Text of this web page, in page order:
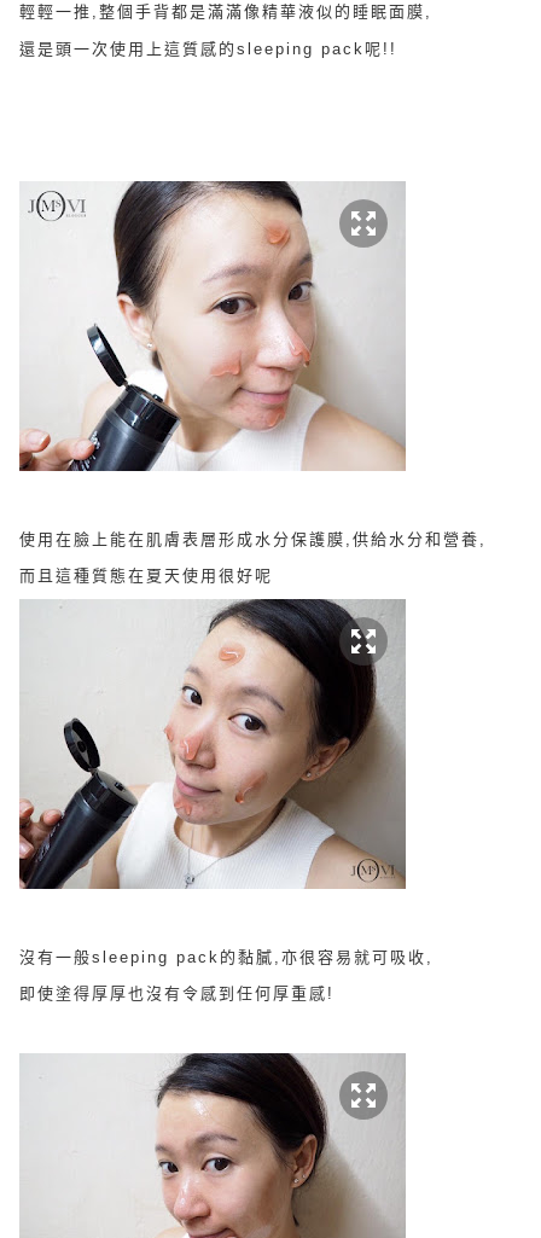
輕輕一推,整個手背都是滿滿像精華液似的 睡 眠面膜,
還是頭一次使用上這質感的sleeping pack呢!!
使用在臉上 能在肌膚表層形成水分保護膜,供給水分和營養,
而且這種質態在夏天使用很好呢
沒有一般sleeping pack的黏膩,亦很容易就可吸收,
即使塗得厚厚也沒有令感到任何厚重感!